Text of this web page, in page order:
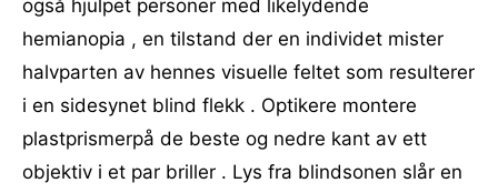
også hjulpet personer med likelydende
hemianopia , en tilstand der en individet mister
halvparten av hennes visuelle feltet som resulterer
i en sidesynet blind flekk . Optikere montere
plastprismerpå de beste og nedre kant av ett
objektiv i et par briller . Lys fra blindsonen slår en